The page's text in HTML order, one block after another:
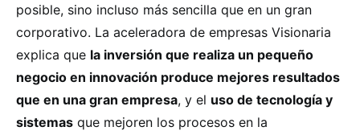
posible, sino incluso más sencilla que en un gran
corporativo. La aceleradora de empresas Visionaria
explica que la inversión que realiza un pequeño
negocio en innovación produce mejores resultados
que en una gran empresa, y el uso de tecnología y
sistemas que mejoren los procesos en la